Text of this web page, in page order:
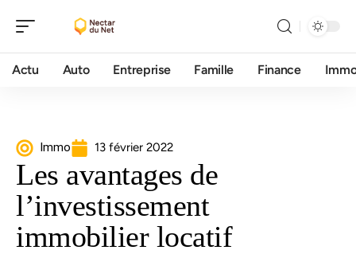
Actu Auto Entreprise Famille Finance
Immo 13 février 2022
Les avantages de
l’investissement
immobilier locatif